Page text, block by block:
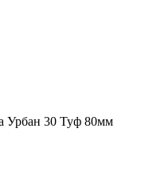
Урбан 30 Туф 80мм